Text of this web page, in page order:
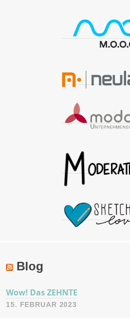
Blog
Wow! Das ZEHNTE
15. FEBRUAR 2023